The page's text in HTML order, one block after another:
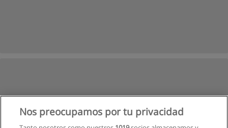
Nos preocupamos por tu privacidad